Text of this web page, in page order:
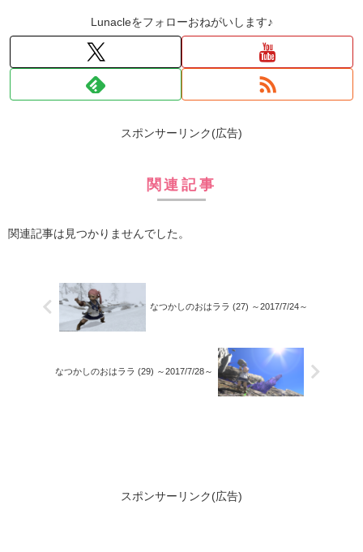
Lunacleをフォローおねがいします♪
スポンサーリンク(広告)
関連記事
関連記事は見つかりませんでした。
なつかしのおはララ (27) ～2017/7/24～
なつかしのおはララ (29) ～2017/7/28～
スポンサーリンク(広告)